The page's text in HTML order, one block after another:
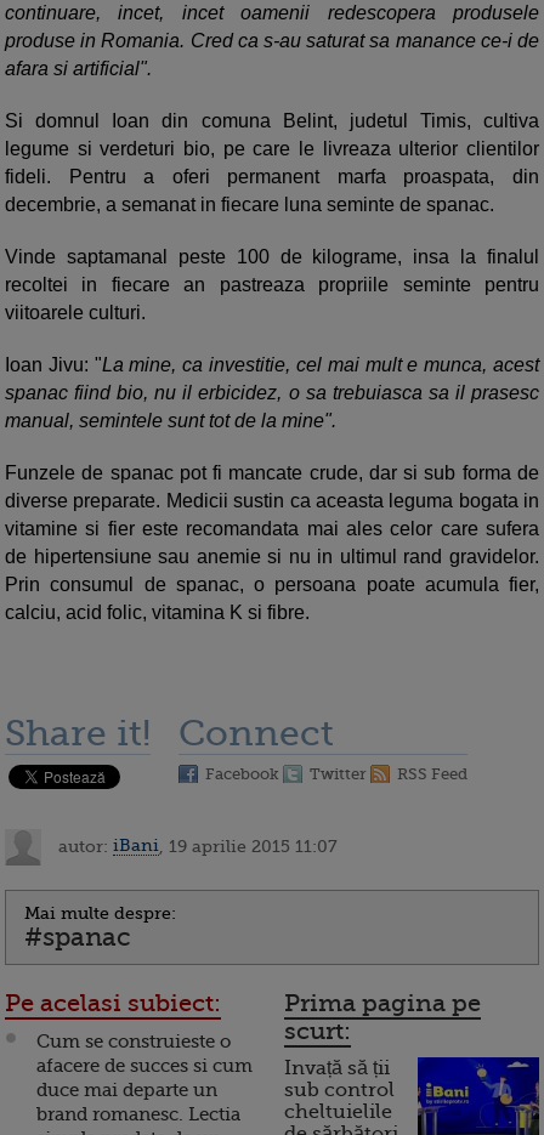
continuare, incet, incet oamenii redescopera produsele
produse in Romania. Cred ca s-au saturat sa manance ce-i de
afara si artificial".
Si domnul Ioan din comuna Belint, judetul Timis, cultiva
legume si verdeturi bio, pe care le livreaza ulterior clientilor
fideli. Pentru a oferi permanent marfa proaspata, din
decembrie, a semanat in fiecare luna seminte de spanac.
Vinde saptamanal peste 100 de kilograme, insa la finalul
recoltei in fiecare an pastreaza propriile seminte pentru
viitoarele culturi.
Ioan Jivu: "La mine, ca investitie, cel mai mult e munca, acest
spanac fiind bio, nu il erbicidez, o sa trebuiasca sa il prasesc
manual, semintele sunt tot de la mine".
Funzele de spanac pot fi mancate crude, dar si sub forma de
diverse preparate. Medicii sustin ca aceasta leguma bogata in
vitamine si fier este recomandata mai ales celor care sufera
de hipertensiune sau anemie si nu in ultimul rand gravidelor.
Prin consumul de spanac, o persoana poate acumula fier,
calciu, acid folic, vitamina K si fibre.
Share it! Connect
Facebook Twitter RSS Feed
autor: iBani , 19 aprilie 2015 11:07
Mai multe despre:
#spanac
Pe acelasi subiect:
Cum se construieste o
afacere de succes si cum
duce mai departe un
brand romanesc. Lectia
Prima pagina pe
scurt:
Invață să ții
sub control
cheltuielile